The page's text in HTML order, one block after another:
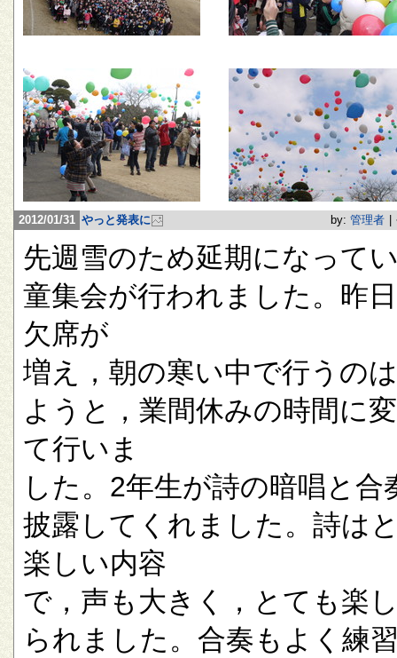
2012/01/31 やっと発表に by: 管理者
先週雪のため延期になって
童集会が行われました。昨
欠席が
増え，朝の寒い中で行うの
ようと，業間休みの時間に
て行いま
した。2年生が詩の暗唱と合
披露してくれました。詩は
楽しい内容
で，声も大きく，とても楽
られました。合奏もよく練